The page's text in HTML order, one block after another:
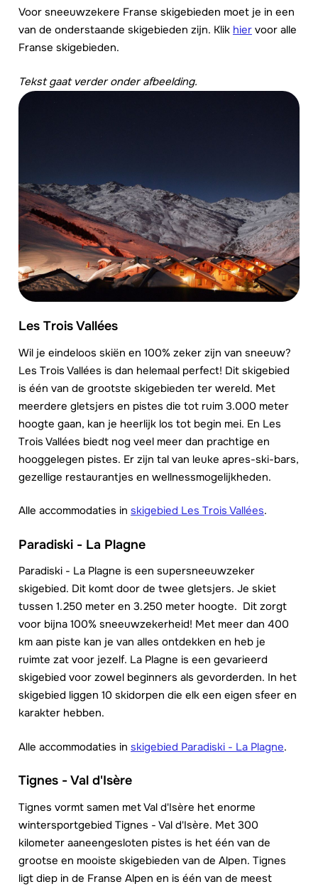
Voor sneeuwzekere Franse skigebieden moet je in een
van de onderstaande skigebieden zijn. Klik hier voor alle
Franse skigebieden.
Tekst gaat verder onder afbeelding.
Les Trois Vallées
Wil je eindeloos skiën en 100% zeker zijn van sneeuw?
Les Trois Vallées is dan helemaal perfect! Dit skigebied
is één van de grootste skigebieden ter wereld. Met
meerdere gletsjers en pistes die tot ruim 3.000 meter
hoogte gaan, kan je heerlijk los tot begin mei. En Les
Trois Vallées biedt nog veel meer dan prachtige en
hooggelegen pistes. Er zijn tal van leuke apres-ski-bars,
gezellige restaurantjes en wellnessmogelijkheden.
Alle accommodaties in skigebied Les Trois Vallées.
Paradiski - La Plagne
Paradiski - La Plagne is een supersneeuwzeker
skigebied. Dit komt door de twee gletsjers. Je skiet
tussen 1.250 meter en 3.250 meter hoogte. Dit zorgt
voor bijna 100% sneeuwzekerheid! Met meer dan 400
km aan piste kan je van alles ontdekken en heb je
ruimte zat voor jezelf. La Plagne is een gevarieerd
skigebied voor zowel beginners als gevorderden. In het
skigebied liggen 10 skidorpen die elk een eigen sfeer en
karakter hebben.
Alle accommodaties in skigebied Paradiski - La Plagne.
Tignes - Val d'Isère
Tignes vormt samen met Val d'Isère het enorme
wintersportgebied Tignes - Val d'Isère. Met 300
kilometer aaneengesloten pistes is het één van de
grootse en mooiste skigebieden van de Alpen. Tignes
ligt diep in de Franse Alpen en is één van de meest